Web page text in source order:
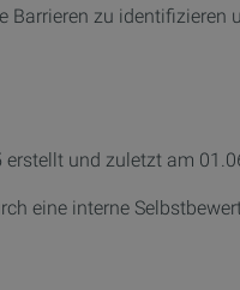
Barrieren zu identifizieren
erstellt und zuletzt am
eine interne